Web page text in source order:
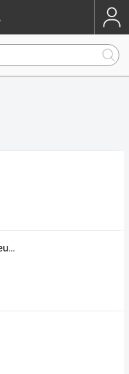
Journal d'un pousseur de figurines